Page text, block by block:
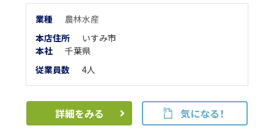
業種
農林水産
本店住所
いすみ市
本社
千葉県
従業員数
4人
詳細をみる 気になる！